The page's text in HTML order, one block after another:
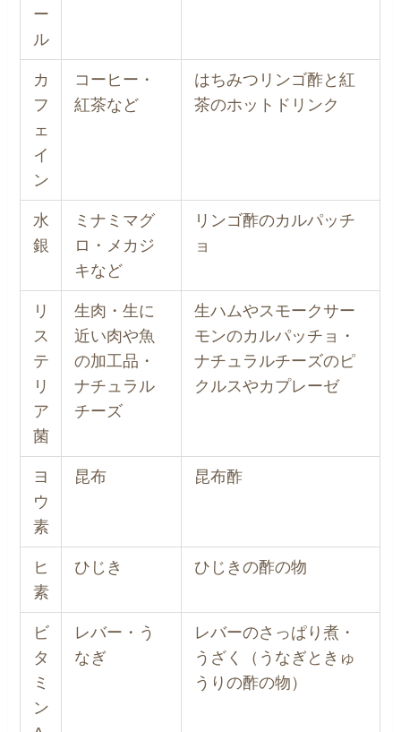
ー
ル
カ
フ
ェ
イ
ン
コーヒー・
紅茶など
はちみつリンゴ酢と紅
茶のホットドリンク
水
銀
ミナミマグ
ロ・メカジ
キなど
リンゴ酢のカルパッチ
ョ
リ
ス
テ
リ
ア
菌
生肉・生に
近い肉や魚
の加工品・
ナチュラル
チーズ
生ハムやスモークサー
モンのカルパッチョ・
ナチュラルチーズのピ
クルスやカプレーゼ
ヨ
ウ
素
昆布 昆布酢
ヒ
素
ひじき ひじきの酢の物
ビ
タ
ミ
ン
レバー・う
なぎ
レバーのさっぱり煮・
うざく（うなぎときゅ
うりの酢の物）